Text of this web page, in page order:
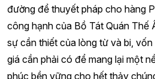
đường để thuyết pháp cho hàng
công hạnh của Bồ Tát Quán Thế
sự cần thiết của lòng từ và bi,
giá cần phải có để mang lại một
phúc bền vững cho hết thảy